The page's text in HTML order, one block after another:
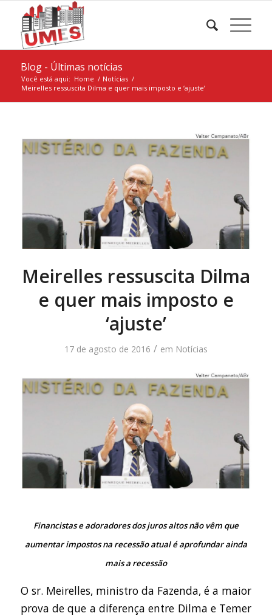
Blog - Últimas notícias
Você está aqui: Home / Notícias /
Meirelles ressuscita Dilma e quer mais imposto e ‘ajuste’
Meirelles ressuscita Dilma
e quer mais imposto e
‘ajuste’
17 de agosto de 2016 / em Notícias
Financistas e adoradores dos juros altos não vêm que
aumentar impostos na recessão atual é aprofundar ainda
mais a recessão
O sr. Meirelles, ministro da Fazenda, é a maior
prova de que a diferença entre Dilma e Temer